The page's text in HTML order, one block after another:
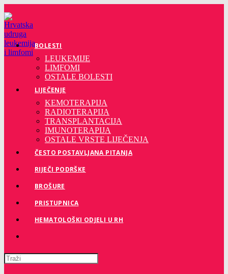
na
sadržaj
BOLESTI
LEUKEMIJE
LIMFOMI
OSTALE BOLESTI
LIJEČENJE
KEMOTERAPIJA
RADIOTERAPIJA
TRANSPLANTACIJA
IMUNOTERAPIJA
OSTALE VRSTE LIJEČENJA
ČESTO POSTAVLJANA PITANJA
RIJEČI PODRŠKE
BROŠURE
PRISTUPNICA
HEMATOLOŠKI ODJELI U RH
Pretražite
ovu